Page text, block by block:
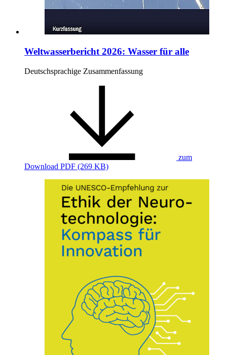
Weltwasserbericht 2026: Wasser für alle
Deutschsprachige Zusammenfassung
zum
Download PDF (269 KB)